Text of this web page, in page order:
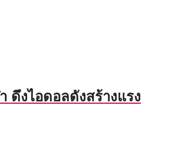
งไอดอลดังสร้างแรง